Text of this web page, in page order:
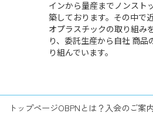
インから量産までノンスト
築しております。その中で
オプラスチックの取り組み
り、委託生産から自社 商品
り組んでいます。
トップページOBPNとは？ 入会のご案内